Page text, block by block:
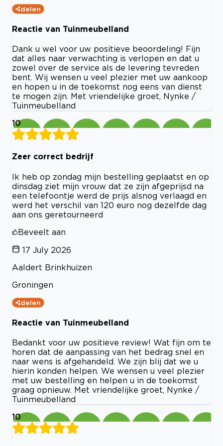
delen
Reactie van Tuinmeubelland
Dank u wel voor uw positieve beoordeling! Fijn
dat alles naar verwachting is verlopen en dat u
zowel over de service als de levering tevreden
bent. Wij wensen u veel plezier met uw aankoop
en hopen u in de toekomst nog eens van dienst
te mogen zijn. Met vriendelijke groet, Nynke /
Tuinmeubelland
10
Zeer correct bedrijf
Ik heb op zondag mijn bestelling geplaatst en op
dinsdag ziet mijn vrouw dat ze zijn afgeprijsd na
een telefoontje werd de prijs alsnog verlaagd en
werd het verschil van 120 euro nog dezelfde dag
aan ons geretourneerd
Beveelt aan
17 July 2026
Aaldert Brinkhuizen
Groningen
delen
Reactie van Tuinmeubelland
Bedankt voor uw positieve review! Wat fijn om te
horen dat de aanpassing van het bedrag snel en
naar wens is afgehandeld. We zijn blij dat we u
hierin konden helpen. We wensen u veel plezier
met uw bestelling en helpen u in de toekomst
graag opnieuw. Met vriendelijke groet, Nynke /
Tuinmeubelland
10